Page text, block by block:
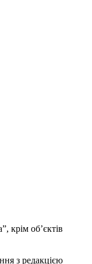
крім об’єктів
з редакцією